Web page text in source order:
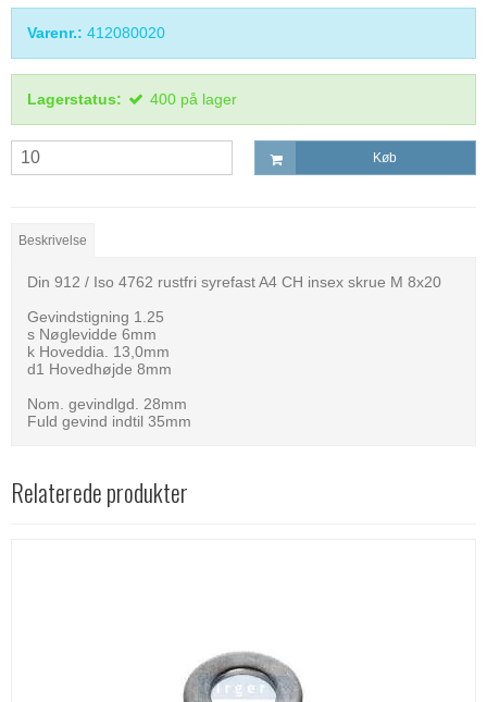
Varenr.: 412080020
Lagerstatus: 400 på lager
Køb
Beskrivelse
Din 912 / Iso 4762 rustfri syrefast A4 CH insex skrue M 8x20
Gevindstigning 1.25
s Nøglevidde 6mm
k Hoveddia. 13,0mm
d1 Hovedhøjde 8mm
Nom. gevindlgd. 28mm
Fuld gevind indtil 35mm
Relaterede produkter